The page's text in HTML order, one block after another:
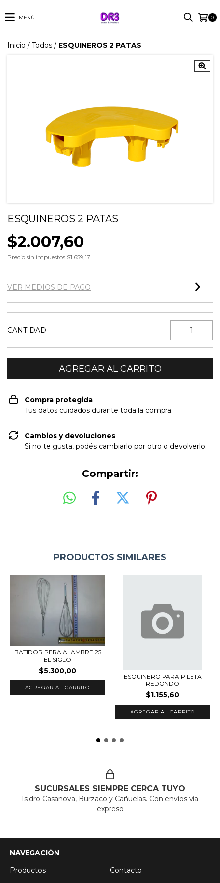
MENÚ 0
Inicio / Todos / ESQUINEROS 2 PATAS
ESQUINEROS 2 PATAS
$2.007,60
Precio sin impuestos $1.659,17
VER MEDIOS DE PAGO
CANTIDAD
Compra protegida
Tus datos cuidados durante toda la compra.
Cambios y devoluciones
Si no te gusta, podés cambiarlo por otro o devolverlo.
Compartir:
PRODUCTOS SIMILARES
BATIDOR PERA ALAMBRE 25
EL SIGLO
$5.300,00
ESQUINERO PARA PILETA
REDONDO
$1.155,60
SUCURSALES SIEMPRE CERCA TUYO
Isidro Casanova, Burzaco y Cañuelas. Con envíos vía
expreso
NAVEGACIÓN
Productos
Contacto